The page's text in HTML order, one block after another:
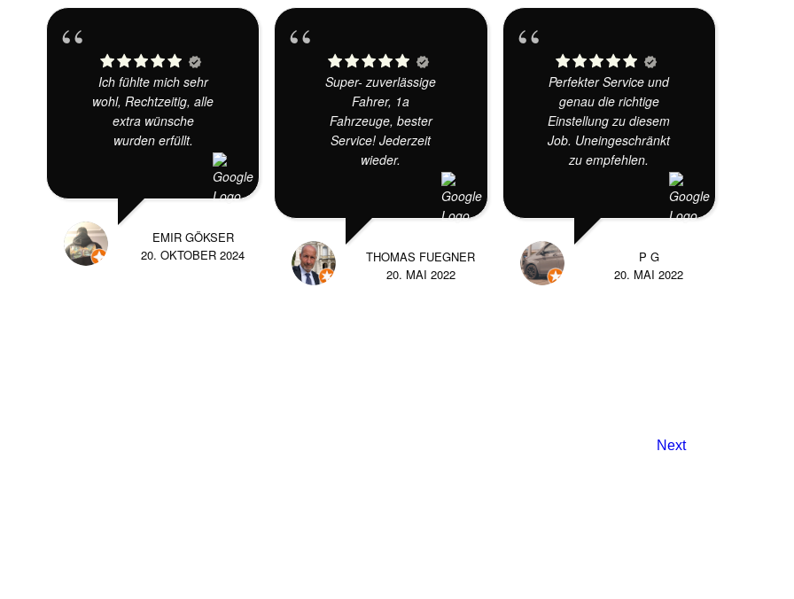
Ich fühlte mich sehr
wohl, Rechtzeitig, alle
extra wünsche
wurden erfüllt.
EMIR GÖKSER
20. OKTOBER 2024
Super- zuverlässige
Fahrer, 1a
Fahrzeuge, bester
Service! Jederzeit
wieder.
THOMAS FUEGNER
20. MAI 2022
Perfekter Service und
genau die richtige
Einstellung zu diesem
Job. Uneingeschränkt
zu empfehlen.
P G
20. MAI 2022
Next